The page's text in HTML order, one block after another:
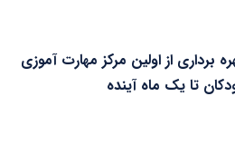
برداری از اولین مرکز مهارت آموزی
تا یک ماه آینده